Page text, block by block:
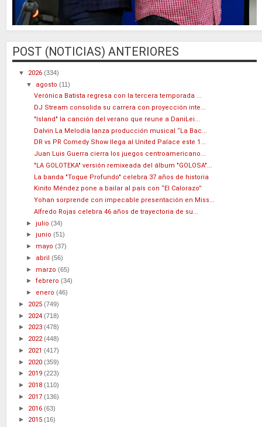
POST (NOTICIAS) ANTERIORES
▼ 2026 (334)
▼ agosto(11)
Verónica Batista regresa con la tercera temporada ...
DJ Stream consolida su carrera con proyección inte...
"Island" la canción del verano que reune a DaniLei...
Dalvin La Melodía lanza producción musical “La Bac...
DR vs PR Comedy Show llega al United Palace este 1...
Juan Luis Guerra cierra los juegos centroamericano...
"LA GOLOTEKA" versión remixeada del álbum "GOLOSA"...
La banda "Toque Profundo" celebra 37 años de historia
Kinito Méndez pone a bailar al país con “El Calorazo”
Yohan sorprende con impecable presentación en Miss...
Alfredo Rojas celebra 46 años de trayectoria de su...
►julio(34)
►junio(51)
► mayo(37)
► abril(56)
► marzo(65)
►febrero(34)
► enero(46)
► 2025 (749)
► 2024 (718)
► 2023 (478)
► 2022(448)
► 2021 (417)
► 2020 (359)
► 2019 (223)
► 2018 (110)
► 2017 (136)
► 2016 (63)
► 2015 (16)